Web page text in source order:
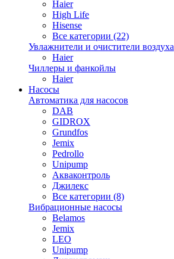
Haier
High Life
Hisense
Все категории (22)
Увлажнители и очистители воздуха
Haier
Чиллеры и фанкойлы
Haier
Насосы
Автоматика для насосов
DAB
GIDROX
Grundfos
Jemix
Pedrollo
Unipump
Акваконтроль
Джилекс
Все категории (8)
Вибрационные насосы
Belamos
Jemix
LEO
Unipump